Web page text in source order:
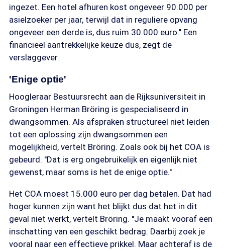
ingezet. Een hotel afhuren kost ongeveer 90.000 per
asielzoeker per jaar, terwijl dat in reguliere opvang
ongeveer een derde is, dus ruim 30.000 euro." Een
financieel aantrekkelijke keuze dus, zegt de
verslaggever.
'Enige optie'
Hoogleraar Bestuursrecht aan de Rijksuniversiteit in
Groningen Herman Bröring is gespecialiseerd in
dwangsommen. Als afspraken structureel niet leiden
tot een oplossing zijn dwangsommen een
mogelijkheid, vertelt Bröring. Zoals ook bij het COA is
gebeurd. ''Dat is erg ongebruikelijk en eigenlijk niet
gewenst, maar soms is het de enige optie.''
Het COA moest 15.000 euro per dag betalen. Dat had
hoger kunnen zijn want het blijkt dus dat het in dit
geval niet werkt, vertelt Bröring. ''Je maakt vooraf een
inschatting van een geschikt bedrag. Daarbij zoek je
vooral naar een effectieve prikkel. Maar achteraf is de